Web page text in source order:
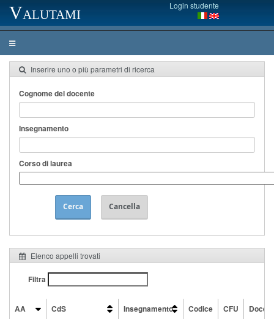
Valutami Login studente
Inserire uno o più parametri di ricerca
Cognome del docente
Insegnamento
Corso di laurea
Cerca Cancella
Elenco appelli trovati
Filtra
AA CdS Insegnamento Codice CFU